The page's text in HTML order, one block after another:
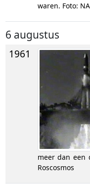
waren. Foto:
6 augustus
1961
meer dan een
Roscosmos